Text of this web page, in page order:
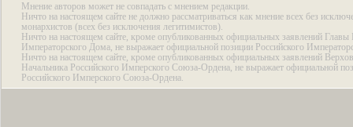
Мнение авторов может не совпадать с мнением редакции.
Ничто на настоящем сайте не должно рассматриваться как мнение всех без
монархистов (всех без исключения легитимистов).
Ничто на настоящем сайте, кроме опубликованных официальных заявлений Главы
Императорского Дома, не выражает официальной позиции Российского
Ничто на настоящем сайте, кроме опубликованных официальных заявлений
Начальника Российского Имперского Союза-Ордена, не выражает официальной
Российского Имперского Союза-Ордена.